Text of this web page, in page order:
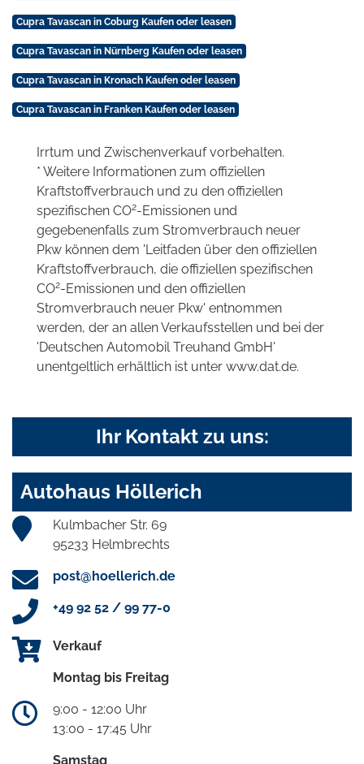
Cupra Tavascan in Coburg Kaufen oder leasen
Cupra Tavascan in Nürnberg Kaufen oder leasen
Cupra Tavascan in Kronach Kaufen oder leasen
Cupra Tavascan in Franken Kaufen oder leasen
Irrtum und Zwischenverkauf vorbehalten.
* Weitere Informationen zum offiziellen
Kraftstoffverbrauch und zu den offiziellen
spezifischen CO2-Emissionen und
gegebenenfalls zum Stromverbrauch neuer
Pkw können dem 'Leitfaden über den offiziellen
Kraftstoffverbrauch, die offiziellen spezifischen
CO2-Emissionen und den offiziellen
Stromverbrauch neuer Pkw' entnommen
werden, der an allen Verkaufsstellen und bei der
'Deutschen Automobil Treuhand GmbH'
unentgeltlich erhältlich ist unter www.dat.de.
Ihr Kontakt zu uns:
Autohaus Höllerich
Kulmbacher Str. 69
95233 Helmbrechts
post@hoellerich.de
+49 92 52 / 99 77-0
Verkauf
Montag bis Freitag
9:00 - 12:00 Uhr
13:00 - 17:45 Uhr
Samstag